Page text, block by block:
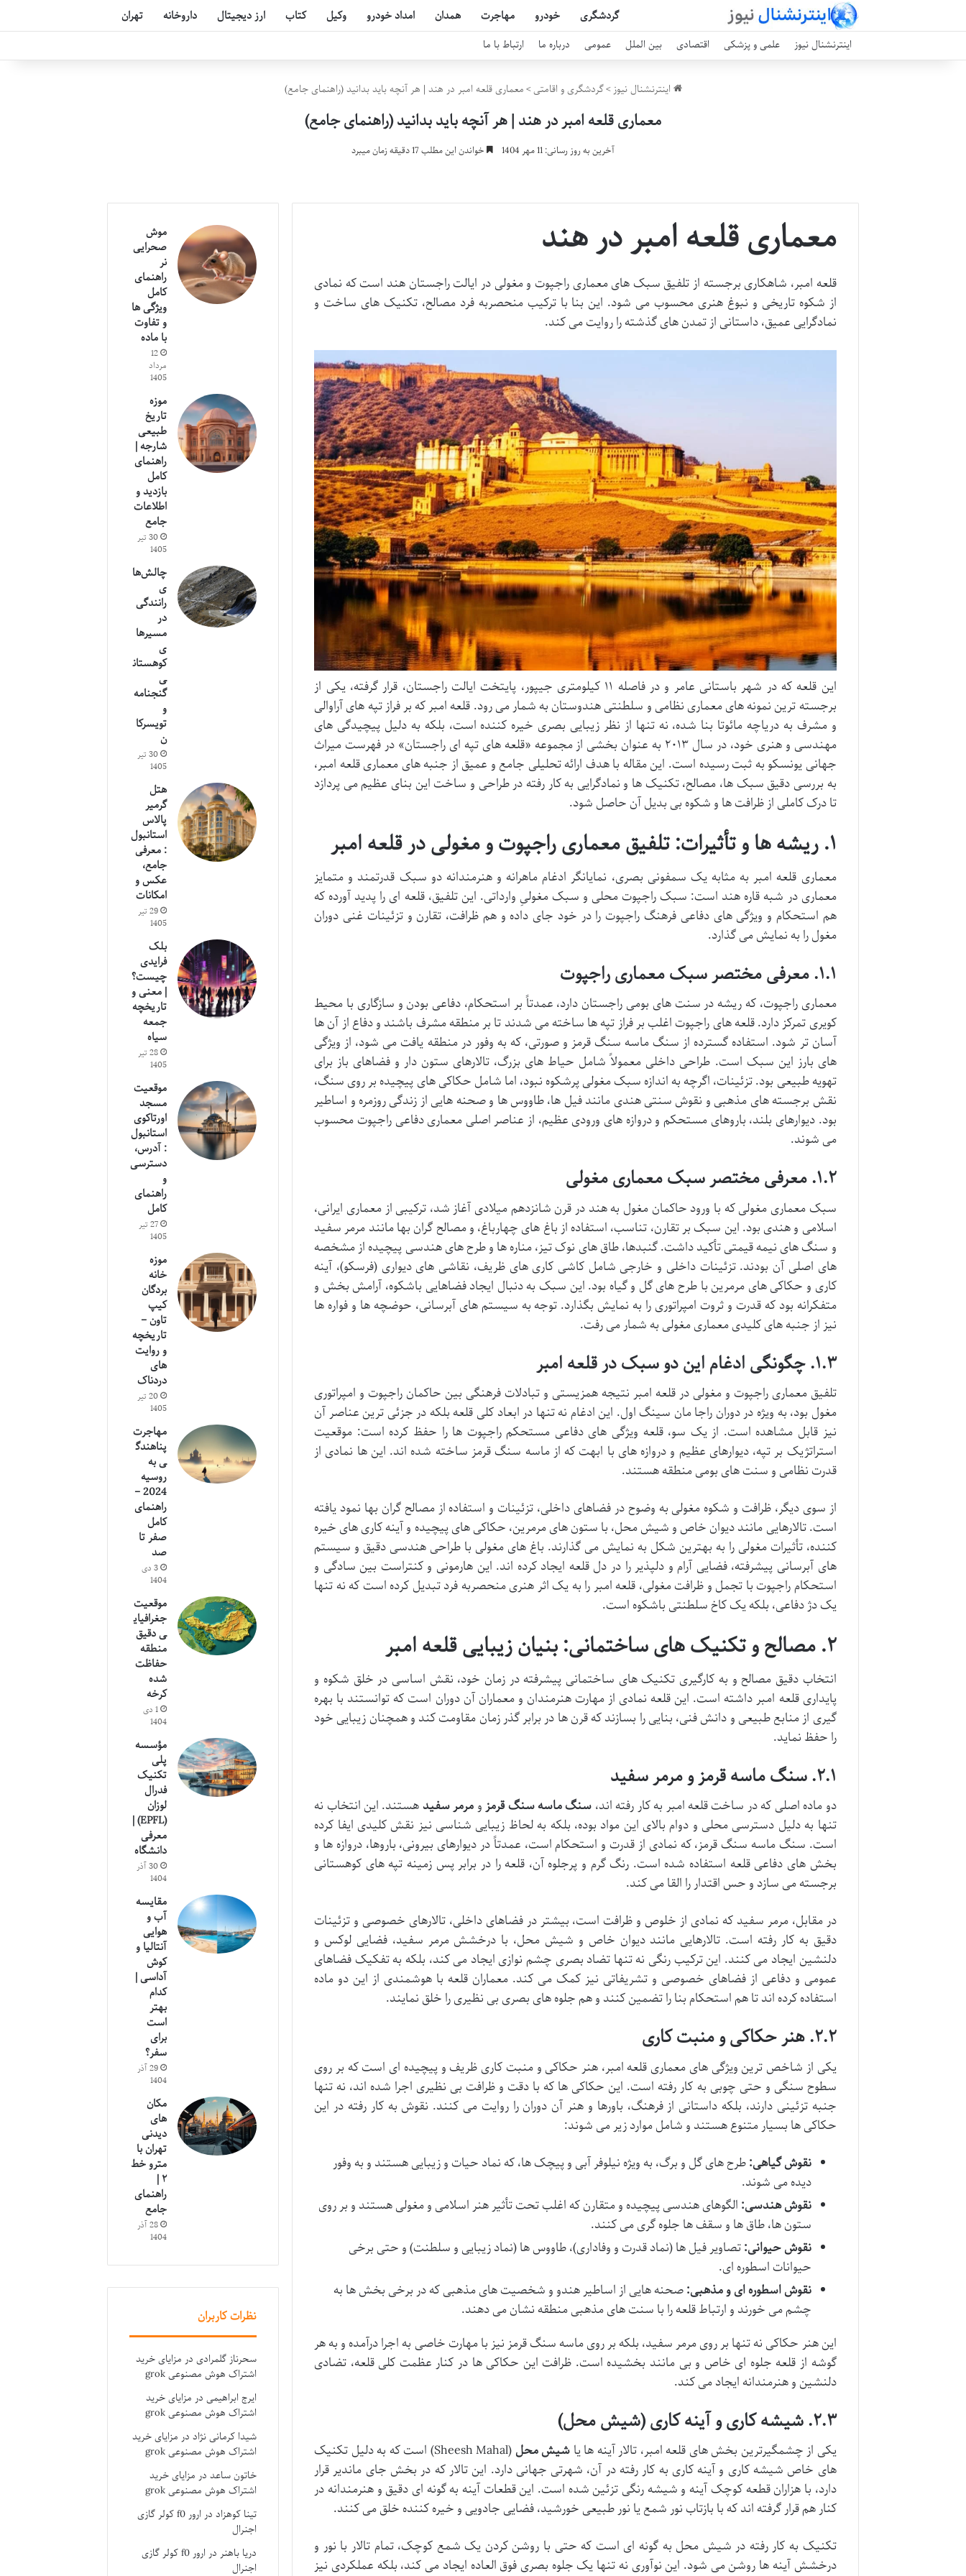
گردشگری خودرو مهاجرت همدان امداد خودرو وکیل کتاب ارز دیجیتال داروخانه تهران
اینترنشنال نیوز علمی و پزشکی اقتصادی بین الملل عمومی درباره ما ارتباط با ما
اینترنشنال نیوز>گردشگری و اقامتی>معماری قلعه امبر در هند | هر آنچه باید بدانید (راهنمای جامع)
معماری قلعه امبر در هند | هر آنچه باید بدانید (راهنمای جامع)
آخرین به روز رسانی: 11 مهر 1404 خواندن این مطلب 17 دقیقه زمان میبرد
معماری قلعه امبر در هند
قلعه امبر، شاهکاری برجسته از تلفیق سبک های معماری راجپوت و مغولی در ایالت راجستان هند است که نمادی
از شکوه تاریخی و نبوغ هنری محسوب می شود. این بنا با ترکیب منحصربه فرد مصالح، تکنیک های ساخت و
نمادگرایی عمیق، داستانی از تمدن های گذشته را روایت می کند.
این قلعه که در شهر باستانی عامر و در فاصله ۱۱ کیلومتری جیپور، پایتخت ایالت راجستان، قرار گرفته، یکی از
برجسته ترین نمونه های معماری نظامی و سلطنتی هندوستان به شمار می رود. قلعه امبر که بر فراز تپه های آراوالی
و مشرف به دریاچه مائوتا بنا شده، نه تنها از نظر زیبایی بصری خیره کننده است، بلکه به دلیل پیچیدگی های
مهندسی و هنری خود، در سال ۲۰۱۳ به عنوان بخشی از مجموعه «قلعه های تپه ای راجستان» در فهرست میراث
جهانی یونسکو به ثبت رسیده است. این مقاله با هدف ارائه تحلیلی جامع و عمیق از جنبه های معماری قلعه امبر،
به بررسی دقیق سبک ها، مصالح، تکنیک ها و نمادگرایی به کار رفته در طراحی و ساخت این بنای عظیم می پردازد
تا درک کاملی از ظرافت ها و شکوه بی بدیل آن حاصل شود.
۱. ریشه ها و تأثیرات: تلفیق معماری راجپوت و مغولی در قلعه امبر
معماری قلعه امبر به مثابه یک سمفونی بصری، نمایانگر ادغام ماهرانه و هنرمندانه دو سبک قدرتمند و متمایز
معماری در شبه قاره هند است: سبک راجپوت محلی و سبک مغولیِ وارداتی. این تلفیق، قلعه ای را پدید آورده که
هم استحکام و ویژگی های دفاعی فرهنگ راجپوت را در خود جای داده و هم ظرافت، تقارن و تزئینات غنی دوران
مغول را به نمایش می گذارد.
۱.۱. معرفی مختصر سبک معماری راجپوت
معماری راجپوت، که ریشه در سنت های بومی راجستان دارد، عمدتاً بر استحکام، دفاعی بودن و سازگاری با محیط
کویری تمرکز دارد. قلعه های راجپوت اغلب بر فراز تپه ها ساخته می شدند تا بر منطقه مشرف باشند و دفاع از آن ها
آسان تر شود. استفاده گسترده از سنگ ماسه سنگ قرمز و صورتی، که به وفور در منطقه یافت می شود، از ویژگی
های بارز این سبک است. طراحی داخلی معمولاً شامل حیاط های بزرگ، تالارهای ستون دار و فضاهای باز برای
تهویه طبیعی بود. تزئینات، اگرچه به اندازه سبک مغولی پرشکوه نبود، اما شامل حکاکی های پیچیده بر روی سنگ،
نقش برجسته های مذهبی و نقوش سنتی هندی مانند فیل ها، طاووس ها و صحنه هایی از زندگی روزمره و اساطیر
بود. دیوارهای بلند، باروهای مستحکم و دروازه های ورودی عظیم، از عناصر اصلی معماری دفاعی راجپوت محسوب
می شوند.
۱.۲. معرفی مختصر سبک معماری مغولی
سبک معماری مغولی که با ورود حاکمان مغول به هند در قرن شانزدهم میلادی آغاز شد، ترکیبی از معماری ایرانی،
اسلامی و هندی بود. این سبک بر تقارن، تناسب، استفاده از باغ های چهارباغ، و مصالح گران بها مانند مرمر سفید
و سنگ های نیمه قیمتی تأکید داشت. گنبدها، طاق های نوک تیز، مناره ها و طرح های هندسی پیچیده از مشخصه
های اصلی آن بودند. تزئینات داخلی و خارجی شامل کاشی کاری های ظریف، نقاشی های دیواری (فرسکو)، آینه
کاری و حکاکی های مرمرین با طرح های گل و گیاه بود. این سبک به دنبال ایجاد فضاهایی باشکوه، آرامش بخش و
متفکرانه بود که قدرت و ثروت امپراتوری را به نمایش بگذارد. توجه به سیستم های آبرسانی، حوضچه ها و فواره ها
نیز از جنبه های کلیدی معماری مغولی به شمار می رفت.
۱.۳. چگونگی ادغام این دو سبک در قلعه امبر
تلفیق معماری راجپوت و مغولی در قلعه امبر نتیجه همزیستی و تبادلات فرهنگی بین حاکمان راجپوت و امپراتوری
مغول بود، به ویژه در دوران راجا مان سینگ اول. این ادغام نه تنها در ابعاد کلی قلعه بلکه در جزئی ترین عناصر آن
نیز قابل مشاهده است. از یک سو، قلعه ویژگی های دفاعی مستحکم راجپوت ها را حفظ کرده است: موقعیت
استراتژیک بر تپه، دیوارهای عظیم و دروازه های با ابهت که از ماسه سنگ قرمز ساخته شده اند. این ها نمادی از
قدرت نظامی و سنت های بومی منطقه هستند.
از سوی دیگر، ظرافت و شکوه مغولی به وضوح در فضاهای داخلی، تزئینات و استفاده از مصالح گران بها نمود یافته
است. تالارهایی مانند دیوان خاص و شیش محل، با ستون های مرمرین، حکاکی های پیچیده و آینه کاری های خیره
کننده، تأثیرات مغولی را به بهترین شکل به نمایش می گذارند. باغ های مغولی با طراحی هندسی دقیق و سیستم
های آبرسانی پیشرفته، فضایی آرام و دلپذیر را در دل قلعه ایجاد کرده اند. این هارمونی و کنتراست بین سادگی و
استحکام راجپوت با تجمل و ظرافت مغولی، قلعه امبر را به یک اثر هنری منحصربه فرد تبدیل کرده است که نه تنها
یک دژ دفاعی، بلکه یک کاخ سلطنتی باشکوه است.
۲. مصالح و تکنیک های ساختمانی: بنیان زیبایی قلعه امبر
انتخاب دقیق مصالح و به کارگیری تکنیک های ساختمانی پیشرفته در زمان خود، نقش اساسی در خلق شکوه و
پایداری قلعه امبر داشته است. این قلعه نمادی از مهارت هنرمندان و معماران آن دوران است که توانستند با بهره
گیری از منابع طبیعی و دانش فنی، بنایی را بسازند که قرن ها در برابر گذر زمان مقاومت کند و همچنان زیبایی خود
را حفظ نماید.
۲.۱. سنگ ماسه قرمز و مرمر سفید
دو ماده اصلی که در ساخت قلعه امبر به کار رفته اند، سنگ ماسه سنگ قرمزو مرمر سفید هستند. این انتخاب نه
تنها به دلیل دسترسی محلی و دوام بالای این مواد بوده، بلکه به لحاظ زیبایی شناسی نیز نقش کلیدی ایفا کرده
است. سنگ ماسه سنگ قرمز، که نمادی از قدرت و استحکام است، عمدتاً در دیوارهای بیرونی، باروها، دروازه ها و
بخش های دفاعی قلعه استفاده شده است. رنگ گرم و پرجلوه آن، قلعه را در برابر پس زمینه تپه های کوهستانی
برجسته می سازد و حس اقتدار را القا می کند.
در مقابل، مرمر سفید که نمادی از خلوص و ظرافت است، بیشتر در فضاهای داخلی، تالارهای خصوصی و تزئینات
دقیق به کار رفته است. تالارهایی مانند دیوان خاص و شیش محل، با درخشش مرمر سفید، فضایی لوکس و
دلنشین ایجاد می کنند. این ترکیب رنگی نه تنها تضاد بصری چشم نوازی ایجاد می کند، بلکه به تفکیک فضاهای
عمومی و دفاعی از فضاهای خصوصی و تشریفاتی نیز کمک می کند. معماران قلعه با هوشمندی از این دو ماده
استفاده کرده اند تا هم استحکام بنا را تضمین کنند و هم جلوه های بصری بی نظیری را خلق نمایند.
۲.۲. هنر حکاکی و منبت کاری
یکی از شاخص ترین ویژگی های معماری قلعه امبر، هنر حکاکی و منبت کاری ظریف و پیچیده ای است که بر روی
سطوح سنگی و حتی چوبی به کار رفته است. این حکاکی ها که با دقت و ظرافت بی نظیری اجرا شده اند، نه تنها
جنبه تزئینی دارند، بلکه داستانی از فرهنگ، باورها و هنر آن دوران را روایت می کنند. نقوش به کار رفته در این
حکاکی ها بسیار متنوع هستند و شامل موارد زیر می شوند:
نقوش گیاهی:طرح های گل و برگ، به ویژه نیلوفر آبی و پیچک ها، که نماد حیات و زیبایی هستند و به وفور
دیده می شوند.
نقوش هندسی: الگوهای هندسی پیچیده و متقارن که اغلب تحت تأثیر هنر اسلامی و مغولی هستند و بر روی
ستون ها، طاق ها و سقف ها جلوه گری می کنند.
نقوش حیوانی:تصاویر فیل ها (نماد قدرت و وفاداری)، طاووس ها (نماد زیبایی و سلطنت) و حتی برخی
حیوانات اسطوره ای.
نقوش اسطوره ای و مذهبی:صحنه هایی از اساطیر هندو و شخصیت های مذهبی که در برخی بخش ها به
چشم می خورند و ارتباط قلعه را با سنت های مذهبی منطقه نشان می دهند.
این هنر حکاکی نه تنها بر روی مرمر سفید، بلکه بر روی ماسه سنگ قرمز نیز با مهارت خاصی به اجرا درآمده و به هر
گوشه از قلعه جلوه ای خاص و بی مانند بخشیده است. ظرافت این حکاکی ها در کنار عظمت کلی قلعه، تضادی
دلنشین و هنرمندانه ایجاد می کند.
۲.۳. شیشه کاری و آینه کاری (شیش محل)
یکی از چشمگیرترین بخش های قلعه امبر، تالار آینه ها یا شیش محل
(Sheesh Mahal) است که به دلیل تکنیک
های خاص شیشه کاری و آینه کاری به کار رفته در آن، شهرتی جهانی دارد. این تالار که در بخش جای ماندیر قرار
دارد، با هزاران قطعه کوچک آینه و شیشه رنگی تزئین شده است. این قطعات آینه به گونه ای دقیق و هنرمندانه در
کنار هم قرار گرفته اند که با بازتاب نور شمع یا نور طبیعی خورشید، فضایی جادویی و خیره کننده خلق می کنند.
تکنیک به کار رفته در شیش محل به گونه ای است که حتی با روشن کردن یک شمع کوچک، تمام تالار با نور و
درخشش آینه ها روشن می شود. این نوآوری نه تنها یک جلوه بصری فوق العاده ایجاد می کند، بلکه عملکردی نیز
موش
صحرایی
نر
راهنمای
کامل
ویژگی ها
و تفاوت
با ماده
12
مرداد
1405
موزه
تاریخ
طبیعی
شارجه |
راهنمای
کامل
بازدید و
اطلاعات
جامع
30 تیر
1405
چالش‌ها
ی
رانندگی
در
مسیرها
ی
کوهستان
ی
گنجنامه
و
تویسرکا
ن
30 تیر
1405
هتل
گرمیر
پالاس
استانبول
: معرفی
جامع،
عکس و
امکانات
29 تیر
1405
بلک
فرایدی
چیست؟
| معنی و
تاریخچه
جمعه
سیاه
28 تیر
1405
موقعیت
مسجد
اورتاکوی
استانبول
: آدرس،
دسترسی
و
راهنمای
کامل
27 تیر
1405
موزه
خانه
بردگان
کیپ
تاون –
تاریخچه
و روایت
های
دردناک
20 تیر
1405
مهاجرت
پناهندگ
ی به
روسیه
2024 –
راهنمای
کامل
صفر تا
صد
3 دی
1404
موقعیت
جغرافیای
ی دقیق
منطقه
حفاظت
شده
کرخه
1 دی
1404
مؤسسه
پلی
تکنیک
فدرال
لوزان
(EPFL) |
معرفی
دانشگاه
30 آذر
1404
مقایسه
آب و
هوایی
آنتالیا و
کوش
آداسی |
کدام
بهتر
است
برای
سفر؟
29 آذر
1404
مکان
های
دیدنی
تهران با
مترو خط
۲ |
راهنمای
جامع
28 آذر
1404
نظرات کاربران
سحرناز گلمرادیدر مزایای خرید
اشتراک هوش مصنوعی grok
ایرج ابراهیمیدر مزایای خرید
اشتراک هوش مصنوعی grok
شیدا کرمانی نژاددر مزایای خرید
اشتراک هوش مصنوعی grok
خاتون ساعددر مزایای خرید
اشتراک هوش مصنوعی grok
تینا کوهزاددر
ارور f0 کولر گازی
اجنرال
دریا باهنردر
ارور f0 کولر گازی
اجنرال